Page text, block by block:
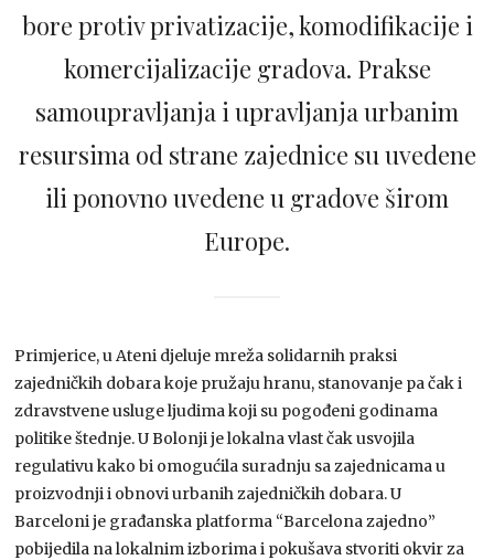
bore protiv privatizacije, komodifikacije i
komercijalizacije gradova. Prakse
samoupravljanja i upravljanja urbanim
resursima od strane zajednice su uvedene
ili ponovno uvedene u gradove širom
Europe.
Primjerice, u Ateni djeluje mreža solidarnih praksi
zajedničkih dobara koje pružaju hranu, stanovanje pa čak i
zdravstvene usluge ljudima koji su pogođeni godinama
politike štednje. U Bolonji je lokalna vlast čak usvojila
regulativu kako bi omogućila suradnju sa zajednicama u
proizvodnji i obnovi urbanih zajedničkih dobara. U
Barceloni je građanska platforma “Barcelona zajedno”
pobijedila na lokalnim izborima i pokušava stvoriti okvir za